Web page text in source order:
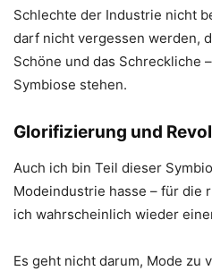
Schlechte der Industrie nicht
darf nicht vergessen werden,
Schöne und das Schreckliche
Symbiose stehen.
Glorifizierung und
Auch ich bin Teil dieser
Modeindustrie hasse – für die
ich wahrscheinlich wieder
Es geht nicht darum, Mode zu